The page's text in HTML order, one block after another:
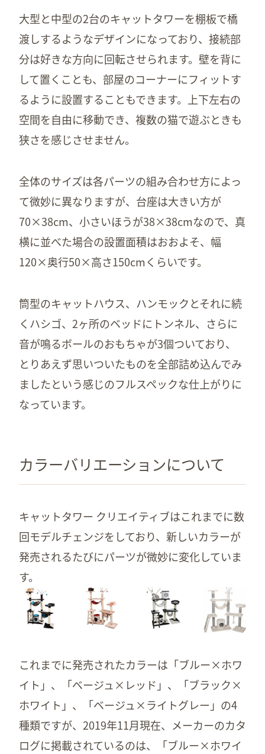
大型と中型の2台のキャットタワーを棚板で橋
渡しするようなデザインになっており、接続部
分は好きな方向に回転させられます。壁を背に
して置くことも、部屋のコーナーにフィットす
るように設置することもできます。上下左右の
空間を自由に移動でき、複数の猫で遊ぶときも
狭さを感じさせません。
全体のサイズは各パーツの組み合わせ方によっ
て微妙に異なりますが、台座は大きい方が
70×38cm、小さいほうが38×38cmなので、真
横に並べた場合の設置面積はおおよそ、幅
120×奥行50×高さ150cmくらいです。
筒型のキャットハウス、ハンモックとそれに続
くハシゴ、2ヶ所のベッドにトンネル、さらに
音が鳴るボールのおもちゃが3個ついており、
とりあえず思いついたものを全部詰め込んでみ
ましたという感じのフルスペックな仕上がりに
なっています。
カラーバリエーションについて
キャットタワー クリエイティブはこれまでに数
回モデルチェンジをしており、新しいカラーが
発売されるたびにパーツが微妙に変化していま
す。
これまでに発売されたカラーは「ブルー×ホワ
イト」、「ベージュ×レッド」、「ブラック×
ホワイト」、「ベージュ×ライトグレー」の4
種類ですが、2019年11月現在、メーカーのカタ
ログに掲載されているのは、「ブルー×ホワイ